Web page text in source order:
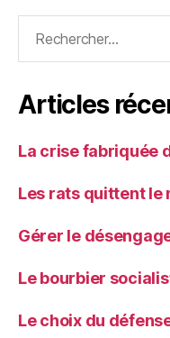
Articles
La crise fabriquée
Les rats quittent le
Gérer le
Le bourbier
Le choix du